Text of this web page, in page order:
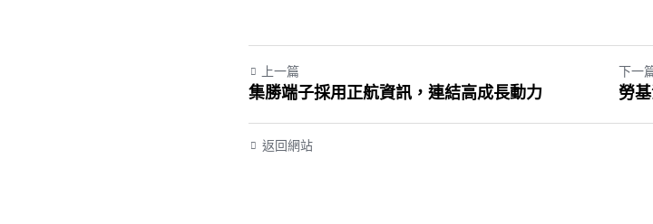
上一篇
集勝端子採用正航資訊，連結高成長動力
下一
勞
返回網站